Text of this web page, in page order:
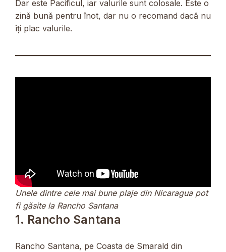
Dar este Pacificul, iar valurile sunt colosale. Este o
zină bună pentru înot, dar nu o recomand dacă nu
îți plac valurile.
Unele dintre cele mai bune plaje din Nicaragua pot
fi găsite la Rancho Santana
1. Rancho Santana
Rancho Santana, pe Coasta de Smarald din